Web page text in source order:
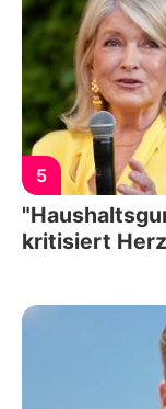
5
kritisiert